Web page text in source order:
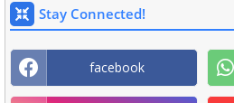
Stay Connected!
facebook